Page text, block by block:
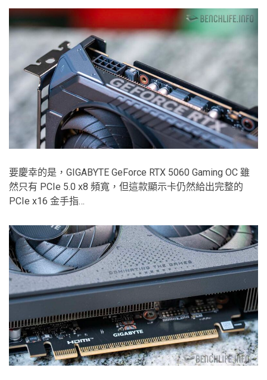
要慶幸的是，GIGABYTE GeForce RTX 5060 Gaming OC 雖
然只有 PCIe 5.0 x8 頻寬，但這款顯示卡仍然給出完整的
PCIe x16 金手指…